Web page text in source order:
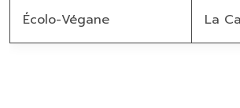
Écolo-Végane La